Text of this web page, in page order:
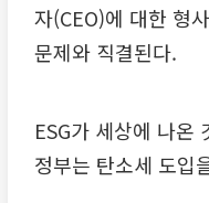
자(CEO)에 대한 형
문제와 직결된다.
ESG가 세상에 나온
정부는 탄소세 도입